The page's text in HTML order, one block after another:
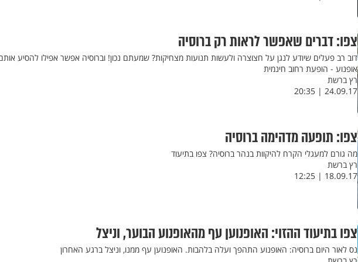
צפו: דברים שאפשר לראות רק ברוסיה
דוב רב פעלים שיודע לנגן על חצוצרה ולעשות תנועות מצחיקות? שמעתם נכון! וברוסיה אפשר אפילו להסיע
אופנוע - הופעת רחוב חינמית
רץ ברשת
24.09.17 | 20:35
צפו: תופעה מדהימה ברוסיה
מה גורם למעגלי הקרח להיקוות בנהר ברוסיה? צפו בתיעוד
רץ ברשת
18.09.17 | 12:25
צפו בתיעוד ההזוי: האופנוען עף מהאופנוע הבוער, וניצל
נס לאור היום ברוסיה: האופנוע התהפך ועלה בלהבות. האופנוען עף ממנו, וניצל ברגע האחרון